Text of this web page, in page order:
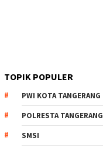
TOPIK POPULER
PWI KOTA TANGERANG
POLRESTA TANGERANG
SMSI